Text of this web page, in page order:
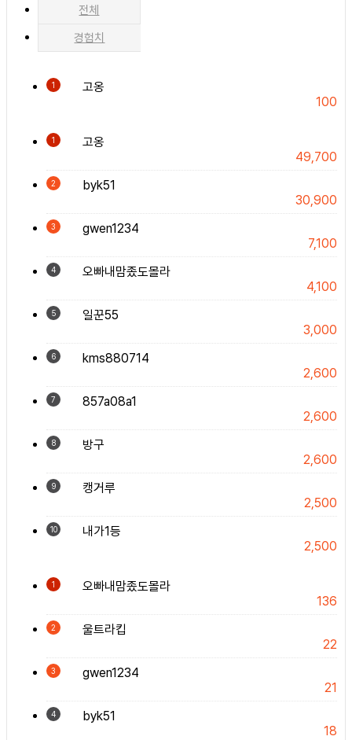
전체
경험치
1
고옹
100
1
고옹
49,700
2
byk51
30,900
3
gwen1234
7,100
4
오빠내맘좄도몰라
4,100
5
일꾼55
3,000
6
kms880714
2,600
7
857a08a1
2,600
8
방구
2,600
9
캥거루
2,500
10
내가1등
2,500
1
오빠내맘좄도몰라
136
2
울트라킵
22
3
gwen1234
21
4
byk51
18